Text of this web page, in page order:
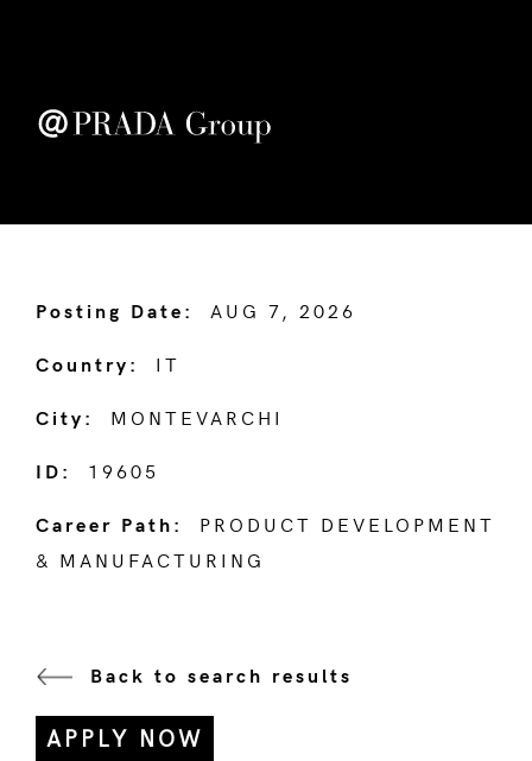
Posting Date: AUG 7, 2026
Country: IT
City: MONTEVARCHI
ID: 19605
Career Path: PRODUCT DEVELOPMENT
& MANUFACTURING
APPLY NOW
Back to search results